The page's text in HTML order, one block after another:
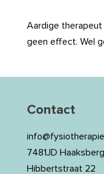
Aardige therapeut
geen effect. Wel
Contact
7481JD
Hibbertstraat 22